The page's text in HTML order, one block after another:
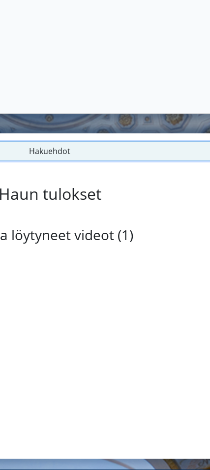
Hakuehdot
Haun tulokset
löytyneet videot (1)